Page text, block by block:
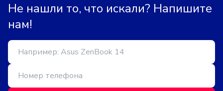
Не нашли то, что искали? Напишите
нам!